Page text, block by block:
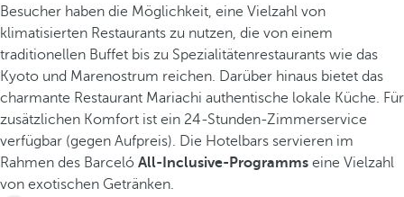
Besucher haben die Möglichkeit, eine Vielzahl von
klimatisierten Restaurants zu nutzen, die von einem
traditionellen Buffet bis zu Spezialitätenrestaurants wie das
Kyoto und Marenostrum reichen. Darüber hinaus bietet das
charmante Restaurant Mariachi authentische lokale Küche. Für
zusätzlichen Komfort ist ein 24-Stunden-Zimmerservice
verfügbar (gegen Aufpreis). Die Hotelbars servieren im
Rahmen des Barceló All-Inclusive-Programms eine Vielzahl
von exotischen Getränken.